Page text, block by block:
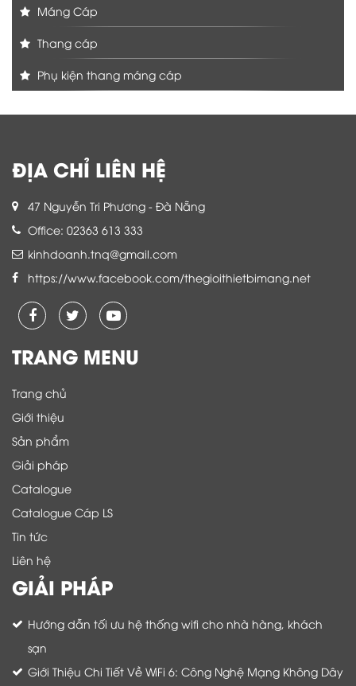
Máng Cáp
Thang cáp
Phụ kiện thang máng cáp
ĐỊA CHỈ LIÊN HỆ
47 Nguyễn Tri Phương - Đà Nẵng
Office: 02363 613 333
kinhdoanh.tnq@gmail.com
https://www.facebook.com/thegioithietbimang.net
TRANG MENU
Trang chủ
Giới thiệu
Sản phẩm
Giải pháp
Catalogue
Catalogue Cáp LS
Tin tức
Liên hệ
GIẢI PHÁP
Hướng dẫn tối ưu hệ thống wifi cho nhà hàng, khách
sạn
Giới Thiệu Chi Tiết Về WiFi 6: Công Nghệ Mạng Không Dây